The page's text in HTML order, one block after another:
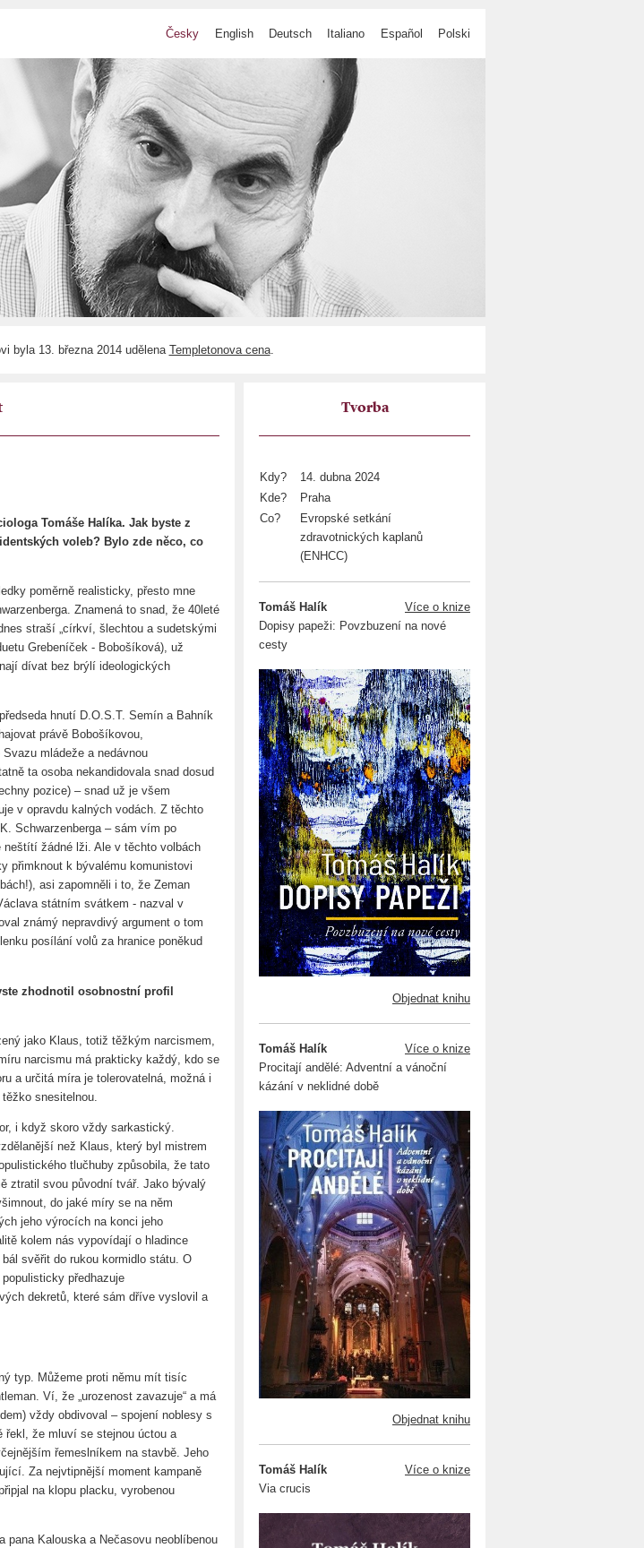
Česky English Deutsch Italiano Español Polski
byla 13. března 2014 udělena Templetonova cena.
Tomáše Halíka. Jak byste z
voleb? Bylo zde něco, co
poměrně realisticky, přesto mne
Znamená to snad, že 40leté
straší „církví, šlechtou a sudetskými
Grebeníček - Bobošíková), už
dívat bez brýlí ideologických
hnutí D.O.S.T. Semín a Bahník
právě Bobošíkovou,
mládeže a nedávnou
ta osoba nekandidovala snad dosud
pozice) – snad už je všem
v opravdu kalných vodách. Z těchto
Schwarzenberga – sám vím po
žádné lži. Ale v těchto volbách
přimknout k bývalému komunistovi
asi zapomněli i to, že Zeman
státním svátkem - nazval v
známý nepravdivý argument o tom
posílání volů za hranice poněkud
zhodnotil osobnostní profil
jako Klaus, totiž těžkým narcismem,
narcismu má prakticky každý, kdo se
a určitá míra je tolerovatelná, možná i
snesitelnou.
i když skoro vždy sarkastický.
než Klaus, který byl mistrem
tlučhuby způsobila, že tato
ztratil svou původní tvář. Jako bývalý
do jaké míry se na něm
jeho výrocích na konci jeho
kolem nás vypovídají o hladince
svěřit do rukou kormidlo státu. O
předhazuje
dekretů, které sám dříve vyslovil a
typ. Můžeme proti němu mít tisíc
Ví, že „urozenost zavazuje“ a má
vždy obdivoval – spojení noblesy s
řekl, že mluví se stejnou úctou a
řemeslníkem na stavbě. Jeho
Za nejvtipnější moment kampaně
na klopu placku, vyrobenou
pana Kalouska a Nečasovu neoblíbenou
Tvorba
Kdy?
14. dubna 2024
Kde?
Praha
Co?
Evropské setkání
zdravotnických kaplanů
(ENHCC)
Tomáš Halík
Více o knize
Dopisy papeži: Povzbuzení na nové
cesty
Objednat knihu
Tomáš Halík
Více o knize
Procitají andělé: Adventní a vánoční
kázání v neklidné době
Objednat knihu
Tomáš Halík
Více o knize
Via crucis